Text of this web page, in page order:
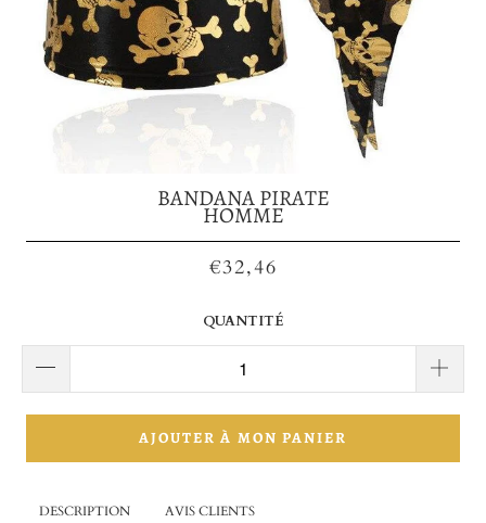
BANDANA PIRATE
HOMME
€32,46
QUANTITÉ
AJOUTER À MON PANIER
DESCRIPTION AVIS CLIENTS